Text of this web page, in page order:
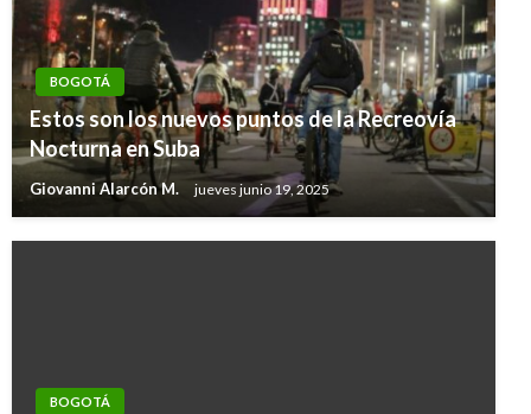
BOGOTÁ
Estos son los nuevos puntos de la Recreovía
Nocturna en Suba
Giovanni Alarcón M. jueves junio 19, 2025
BOGOTÁ